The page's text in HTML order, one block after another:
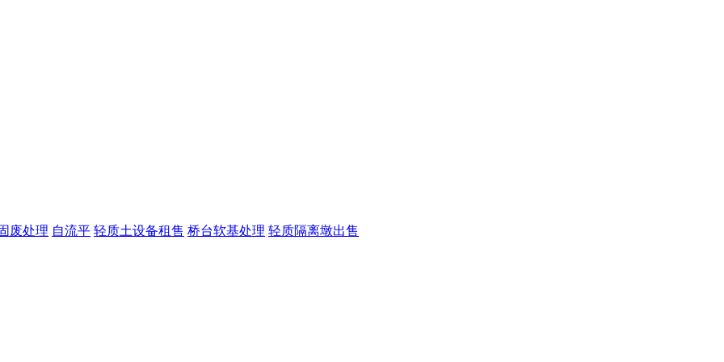
废处理 自流平 轻质土设备租售 桥台软基处理 轻质隔离墩出售